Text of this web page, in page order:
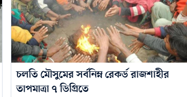
চলতি মৌসুমের সর্বনিম্ন রেকর্ড রাজশাহীর
তাপমাত্রা ৭ ডিগ্রিতে